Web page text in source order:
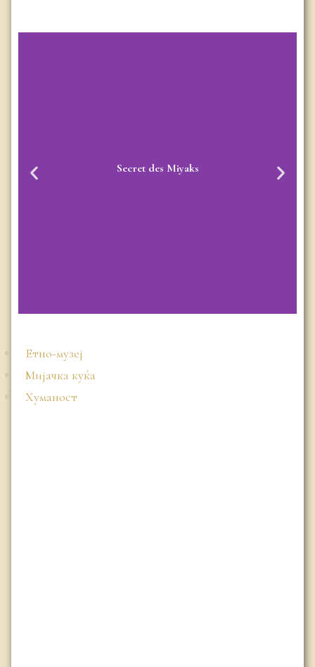
Secret des Miyaks
Етно-музеј
Мијачка куќа
Хуманост